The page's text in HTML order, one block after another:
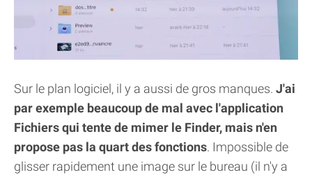
Sur le plan logiciel, il y a aussi de gros manques. J'ai
par exemple beaucoup de mal avec l'application
Fichiers qui tente de mimer le Finder, mais n'en
propose pas la quart des fonctions. Impossible de
glisser rapidement une image sur le bureau (il n'y a